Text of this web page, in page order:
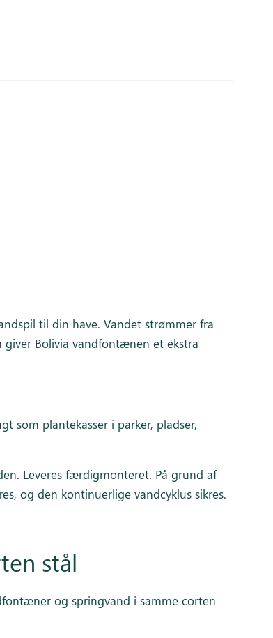
til din have. Vandet strømmer fra
giver Bolivia vandfontænen et ekstra
som plantekasser i parker, pladser,
Leveres færdigmonteret. På grund af
og den kontinuerlige vandcyklus sikres.
stål
og springvand i samme corten